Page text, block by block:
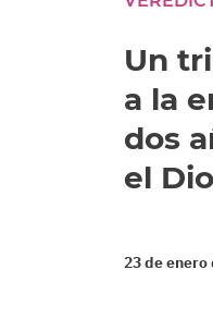
Un
a la
dos
el
23 de enero